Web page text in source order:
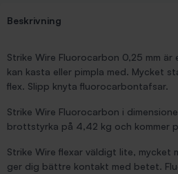
Beskrivning
Strike Wire Fluorocarbon 0,25 mm
kan kasta eller pimpla med. Mycket
flex. Slipp knyta fluorocarbontafsar.
Strike Wire Fluorocarbon i
brottstyrka på 4,42 kg och kommer
Strike Wire flexar väldigt lite, mycket
ger dig bättre kontakt med betet.